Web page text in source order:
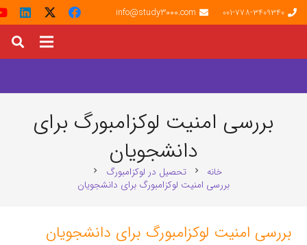
001-778-3409340
info@study3000.com
بررسی امنیت لوکزامبورگ برای
دانشجویان
خانه chevron_right تحصیل در لوکزامبورگ chevron_right
بررسی امنیت لوکزامبورگ برای دانشجویان
بررسی امنیت لوکزامبورگ برای دانشجویان